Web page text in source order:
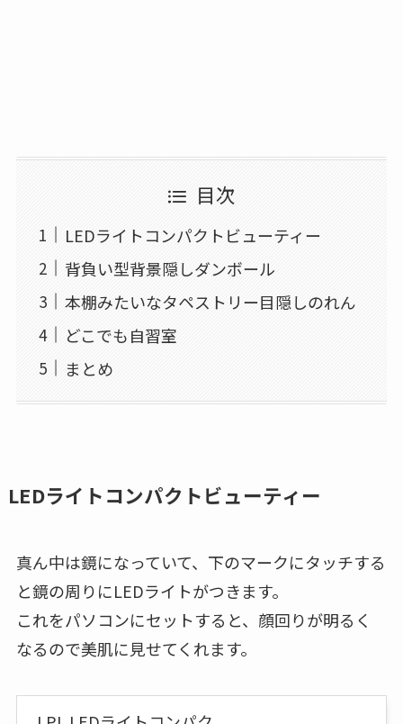
目次
LEDライトコンパクトビューティー
背負い型背景隠しダンボール
本棚みたいなタペストリー目隠しのれん
どこでも自習室
まとめ
LEDライトコンパクトビューティー
真ん中は鏡になっていて、下のマークにタッチする
と鏡の周りにLEDライトがつきます。
これをパソコンにセットすると、顔回りが明るく
なるので美肌に見せてくれます。